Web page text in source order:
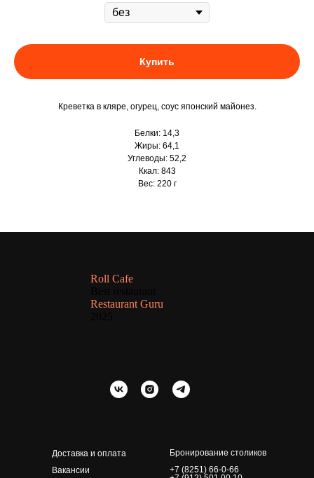
Купить
Креветка в кляре, огурец, соус японский майонез.
Белки: 14,3
Жиры: 64,1
Углеводы: 52,2
Ккал: 843
Вес: 220 г
Бронирование столиков
+7 (8251) 66-0-66
Roll Cafe
Restaurant Guru
Доставка и оплата
Вакансии